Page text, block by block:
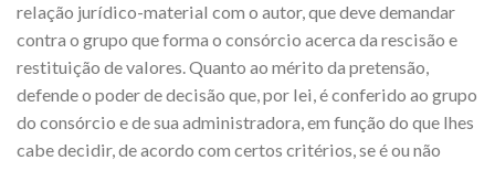
relação jurídico-material com o autor, que deve demandar
contra o grupo que forma o consórcio acerca da rescisão e
restituição de valores. Quanto ao mérito da pretensão,
defende o poder de decisão que, por lei, é conferido ao grupo
do consórcio e de sua administradora, em função do que lhes
cabe decidir, de acordo com certos critérios, se é ou não